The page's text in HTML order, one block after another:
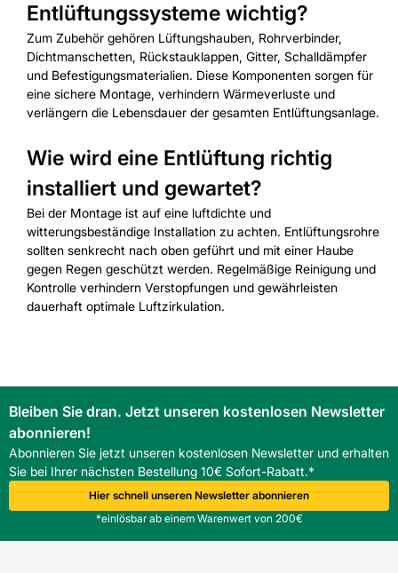
Entlüftungssysteme wichtig?
Zum Zubehör gehören Lüftungshauben, Rohrverbinder,
Dichtmanschetten, Rückstauklappen, Gitter, Schalldämpfer
und Befestigungsmaterialien. Diese Komponenten sorgen für
eine sichere Montage, verhindern Wärmeverluste und
verlängern die Lebensdauer der gesamten Entlüftungsanlage.
Wie wird eine Entlüftung richtig
installiert und gewartet?
Bei der Montage ist auf eine luftdichte und
witterungsbeständige Installation zu achten. Entlüftungsrohre
sollten senkrecht nach oben geführt und mit einer Haube
gegen Regen geschützt werden. Regelmäßige Reinigung und
Kontrolle verhindern Verstopfungen und gewährleisten
dauerhaft optimale Luftzirkulation.
Bleiben Sie dran. Jetzt unseren kostenlosen Newsletter
abonnieren!
Abonnieren Sie jetzt unseren kostenlosen Newsletter und erhalten
Sie bei Ihrer nächsten Bestellung 10€ Sofort-Rabatt.*
Hier schnell unseren Newsletter abonnieren
*einlösbar ab einem Warenwert von 200€